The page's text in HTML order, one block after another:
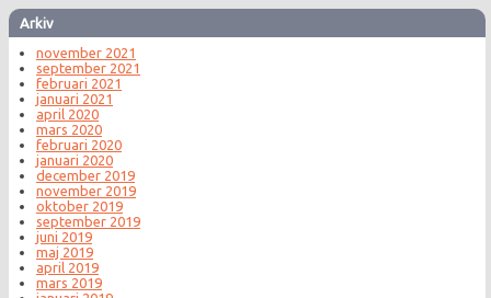
Arkiv
november 2021
september 2021
februari 2021
januari 2021
april 2020
mars 2020
februari 2020
januari 2020
december 2019
november 2019
oktober 2019
september 2019
juni 2019
maj 2019
april 2019
mars 2019